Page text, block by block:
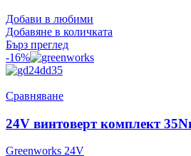
Добави в любими
Добавяне в количката
Бърз преглед
-16%
Сравняване
24V винтоверт комплект
Greenworks 24V